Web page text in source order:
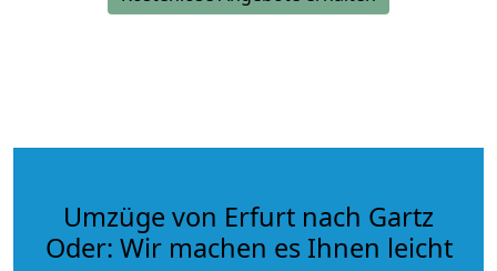
Umzüge von Erfurt nach Gartz
Oder: Wir machen es Ihnen leicht